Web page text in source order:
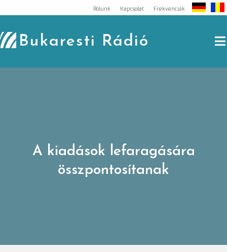
to
content
Rólunk Kapcsolat Frekvenciák
Bukaresti Rádió
A kiadások lefaragására
összpontosítanak